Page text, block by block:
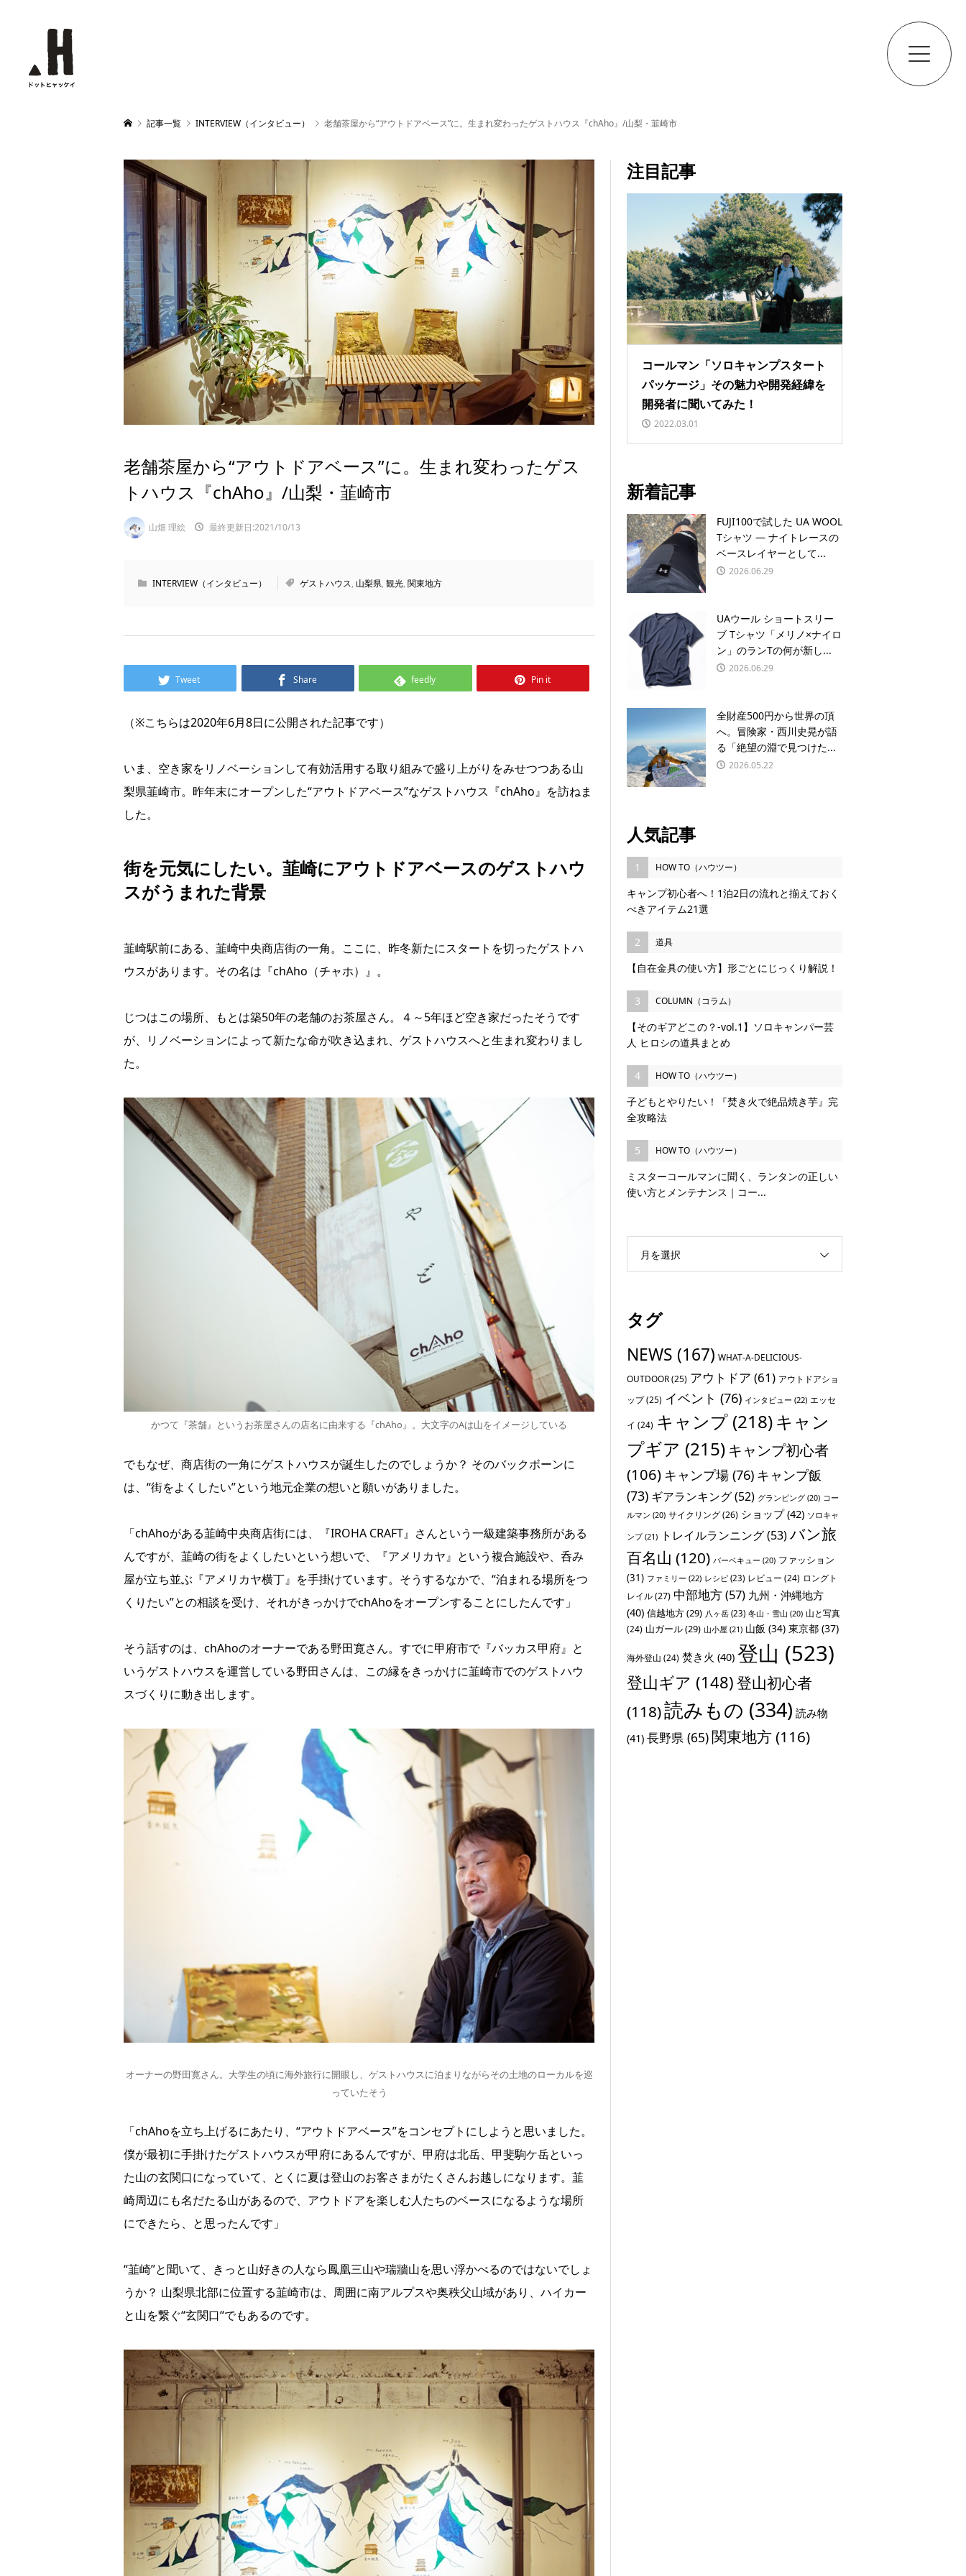
記事一覧 INTERVIEW（インタビュー） 老舗茶屋から“アウトドアベース”に。生まれ変わったゲストハウス『chAho』/山梨・韮崎市
老舗茶屋から“アウトドアベース”に。生まれ変わったゲス
トハウス『chAho』/山梨・韮崎市
山畑 理絵 最終更新日:2021/10/13
INTERVIEW（インタビュー） ゲストハウス, 山梨県, 観光, 関東地方
Tweet Share feedly Pin it
（※こちらは2020年6月8日に公開された記事です）
いま、空き家をリノベーションして有効活用する取り組みで盛り上がりをみせつつある山
梨県韮崎市。昨年末にオープンした“アウトドアベース”なゲストハウス『chAho』を訪ねま
した。
街を元気にしたい。韮崎にアウトドアベースのゲストハウ
スがうまれた背景
韮崎駅前にある、韮崎中央商店街の一角。ここに、昨冬新たにスタートを切ったゲストハ
ウスがあります。その名は『chAho（チャホ）』。
じつはこの場所、もとは築50年の老舗のお茶屋さん。４～5年ほど空き家だったそうです
が、リノベーションによって新たな命が吹き込まれ、ゲストハウスへと生まれ変わりまし
た。
かつて『茶舗』というお茶屋さんの店名に由来する『chAho』。大文字のAは山をイメージしている
でもなぜ、商店街の一角にゲストハウスが誕生したのでしょうか？ そのバックボーンに
は、“街をよくしたい”という地元企業の想いと願いがありました。
「chAhoがある韮崎中央商店街には、『IROHA CRAFT』さんという一級建築事務所がある
んですが、韮崎の街をよくしたいという想いで、『アメリカヤ』という複合施設や、呑み
屋が立ち並ぶ『アメリカヤ横丁』を手掛けています。そうするなかで、“泊まれる場所をつ
くりたい”との相談を受け、それがきっかけでchAhoをオープンすることにしたんです」
そう話すのは、chAhoのオーナーである野田寛さん。すでに甲府市で『バッカス甲府』と
いうゲストハウスを運営している野田さんは、この縁をきっかけに韮崎市でのゲストハウ
スづくりに動き出します。
オーナーの野田寛さん。大学生の頃に海外旅行に開眼し、ゲストハウスに泊まりながらその土地のローカルを巡
っていたそう
「chAhoを立ち上げるにあたり、“アウトドアベース”をコンセプトにしようと思いました。
僕が最初に手掛けたゲストハウスが甲府にあるんですが、甲府は北岳、甲斐駒ケ岳といっ
た山の玄関口になっていて、とくに夏は登山のお客さまがたくさんお越しになります。韮
崎周辺にも名だたる山があるので、アウトドアを楽しむ人たちのベースになるような場所
にできたら、と思ったんです」
“韮崎”と聞いて、きっと山好きの人なら鳳凰三山や瑞牆山を思い浮かべるのではないでしょ
うか？ 山梨県北部に位置する韮崎市は、周囲に南アルプスや奥秩父山域があり、ハイカー
と山を繋ぐ“玄関口“でもあるのです。
注目記事
コールマン「ソロキャンプスタート
パッケージ」その魅力や開発経緯を
開発者に聞いてみた！
2022.03.01
新着記事
FUJI100で試した UA WOOL
Tシャツ — ナイトレースの
ベースレイヤーとして...
2026.06.29
UAウール ショートスリー
ブ Tシャツ「メリノ×ナイロ
ン」のランTの何が新し...
2026.06.29
全財産500円から世界の頂
へ。冒険家・西川史晃が語
る「絶望の淵で見つけた...
2026.05.22
人気記事
1 HOW TO（ハウツー）
キャンプ初心者へ！1泊2日の流れと揃えておく
べきアイテム21選
2 道具
【自在金具の使い方】形ごとにじっくり解説！
3 COLUMN（コラム）
【そのギアどこの？-vol.1】ソロキャンパー芸
人 ヒロシの道具まとめ
4 HOW TO（ハウツー）
子どもとやりたい！『焚き火で絶品焼き芋』完
全攻略法
5 HOW TO（ハウツー）
ミスターコールマンに聞く、ランタンの正しい
使い方とメンテナンス｜コー...
月を選択
タグ
NEWS (167) WHAT-A-DELICIOUS-
OUTDOOR(25) アウトドア (61) アウトドアショ
ップ(25) イベント (76) インタビュー (22) エッセ
イ (24) キャンプ (218)キャン
プギア (215) キャンプ初心者
(106) キャンプ場 (76) キャンプ飯
(73) ギアランキング(52) グランピング (20) コー
ルマン (20) サイクリング(26) ショップ(42) ソロキャ
ンプ(21) トレイルランニング(53)バン旅
百名山 (120) バーベキュー (20) ファッション
(31) ファミリー (22) レシピ (23) レビュー (24) ロングト
レイル(27) 中部地方(57) 九州・沖縄地方
(40) 信越地方(29) 八ヶ岳 (23) 冬山・雪山 (20) 山と写真
(24) 山ガール(29) 山小屋 (21) 山飯 (34) 東京都 (37)
海外登山 (24) 焚き火 (40) 登山 (523)
登山ギア (148)登山初心者
(118)読みもの (334) 読み物
(41) 長野県 (65)関東地方(116)